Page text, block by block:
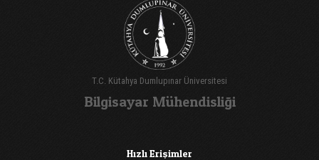
T.C. Kütahya Dumlupınar Üniversitesi
Bilgisayar Mühendisliği
Hızlı Erişimler